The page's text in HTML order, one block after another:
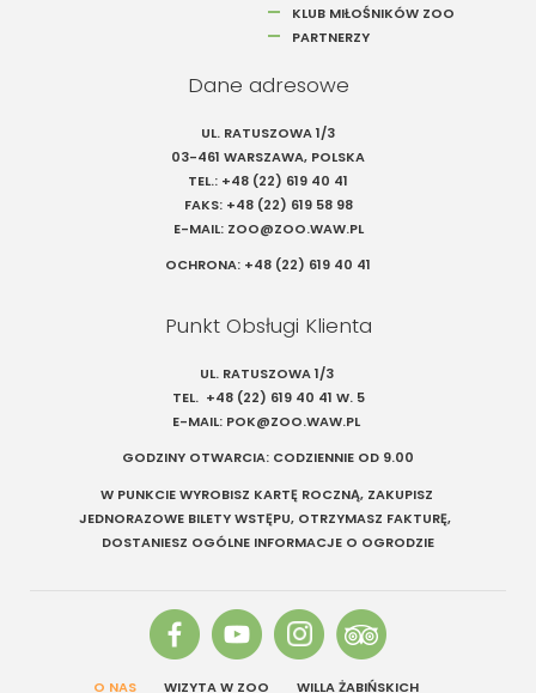
KLUB MIŁOŚNIKÓW ZOO
PARTNERZY
Dane adresowe
UL. RATUSZOWA 1/3
03-461 WARSZAWA, POLSKA
TEL.: +48 (22) 619 40 41
FAKS: +48 (22) 619 58 98
E-MAIL: ZOO@ZOO.WAW.PL
OCHRONA: +48 (22) 619 40 41
Punkt Obsługi Klienta
UL. RATUSZOWA 1/3
TEL. +48 (22) 619 40 41 W. 5
E-MAIL: POK@ZOO.WAW.PL
GODZINY OTWARCIA: CODZIENNIE OD 9.00
W PUNKCIE WYROBISZ KARTĘ ROCZNĄ, ZAKUPISZ
JEDNORAZOWE BILETY WSTĘPU, OTRZYMASZ FAKTURĘ,
DOSTANIESZ OGÓLNE INFORMACJE O OGRODZIE
O NAS WIZYTA W ZOO WILLA ŻABIŃSKICH